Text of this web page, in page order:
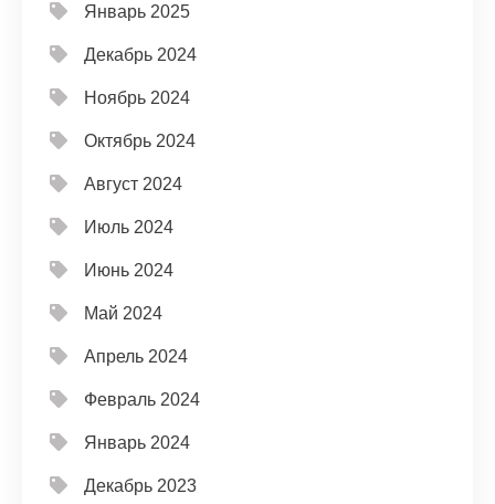
Январь 2025
Декабрь 2024
Ноябрь 2024
Октябрь 2024
Август 2024
Июль 2024
Июнь 2024
Май 2024
Апрель 2024
Февраль 2024
Январь 2024
Декабрь 2023